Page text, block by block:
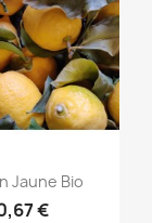
rapide
Jaune Bio
€